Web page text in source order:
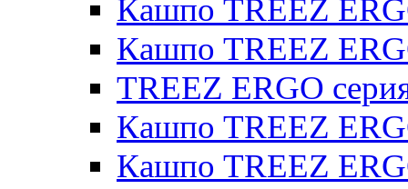
Кашпо TREEZ
Кашпо TREEZ
TREEZ ERGO
Кашпо TREEZ
Кашпо TREEZ